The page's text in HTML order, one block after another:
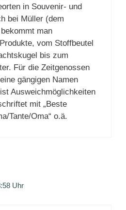
in Souvenir- und
bei Müller (dem
man
vom Stoffbeutel
bis zum
Für die Zeitgenossen
gängigen Namen
Ausweichmöglichkeiten
mit „Beste
Tante/Oma“ o.ä.
Uhr